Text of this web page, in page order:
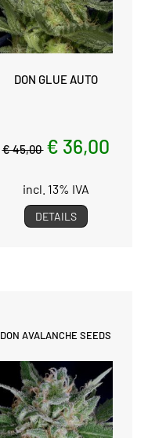
DON GLUE AUTO
€ 45,00 € 36,00
incl. 13% IVA
DETAILS
DON AVALANCHE SEEDS